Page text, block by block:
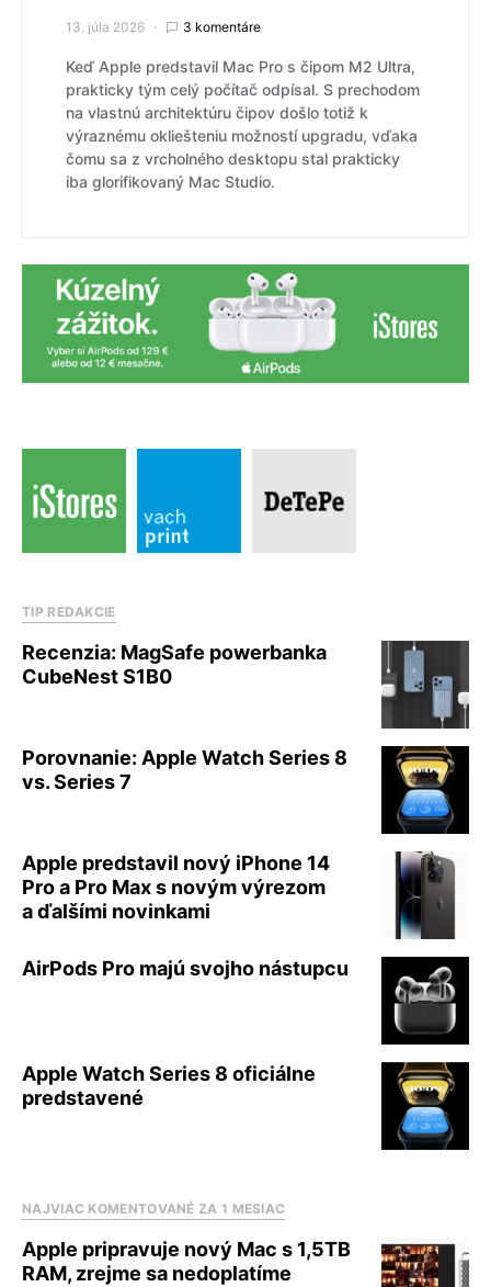
13. júla 2026 3 komentáre
Keď Apple predstavil Mac Pro s čipom M2 Ultra,
prakticky tým celý počítač odpísal. S prechodom
na vlastnú architektúru čipov došlo totiž k
výraznému okliešteniu možností upgradu, vďaka
čomu sa z vrcholného desktopu stal prakticky
iba glorifikovaný Mac Studio.
TIP REDAKCIE
Recenzia: MagSafe powerbanka
CubeNest S1B0
Porovnanie: Apple Watch Series 8
vs. Series 7
Apple predstavil nový iPhone 14
Pro a Pro Max s novým výrezom
a ďalšími novinkami
AirPods Pro majú svojho nástupcu
Apple Watch Series 8 oficiálne
predstavené
NAJVIAC KOMENTOVANÉ ZA 1 MESIAC
Apple pripravuje nový Mac s 1,5TB
RAM, zrejme sa nedoplatíme